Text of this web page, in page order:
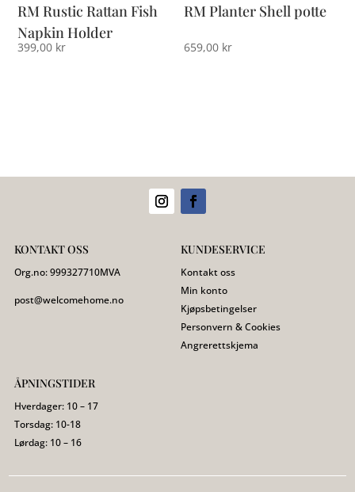
RM Rustic Rattan Fish
Napkin Holder
399,00 kr
RM Planter Shell potte
659,00 kr
KONTAKT OSS
Org.no:999327710MVA
post@welcomehome.no
KUNDESERVICE
Kontakt oss
Min konto
Kjøpsbetingelser
Personvern & Cookies
Angrerettskjema
ÅPNINGSTIDER
Hverdager: 10 – 17
Torsdag: 10-18
Lørdag: 10 – 16